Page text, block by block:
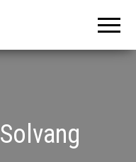
Solvang